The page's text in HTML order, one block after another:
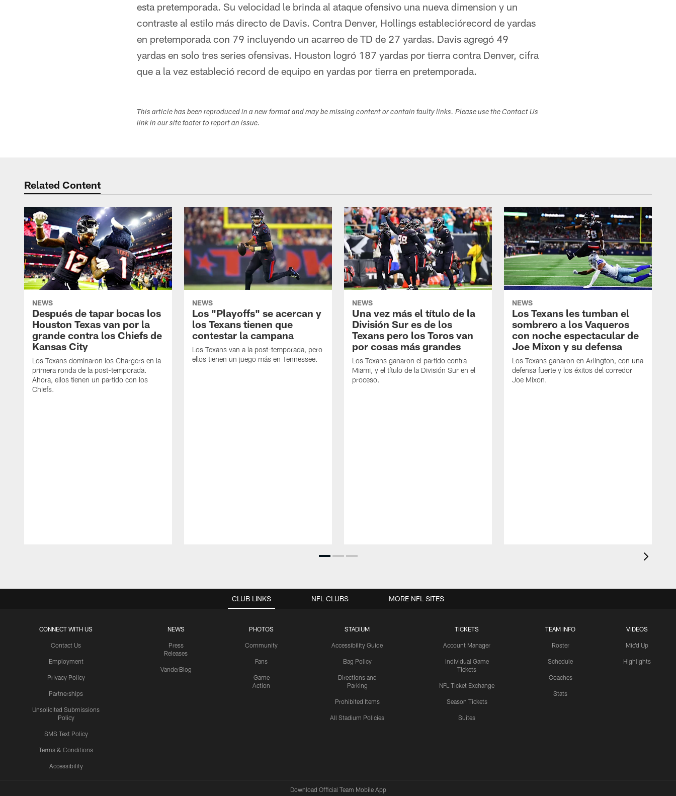
esta pretemporada. Su velocidad le brinda al ataque ofensivo una nueva dimension y un
contraste al estilo más directo de Davis. Contra Denver, Hollings estableciórecord de yardas
en pretemporada con 79 incluyendo un acarreo de TD de 27 yardas. Davis agregó 49
yardas en solo tres series ofensivas. Houston logró 187 yardas por tierra contra Denver, cifra
que a la vez estableció record de equipo en yardas por tierra en pretemporada.
This article has been reproduced in a new format and may be missing content or contain faulty links. Please use the Contact Us
link in our site footer to report an issue.
Related Content
NEWS
Después de tapar bocas los
Houston Texas van por la
grande contra los Chiefs de
Kansas City
Los Texans dominaron los Chargers en la
primera ronda de la post-temporada.
Ahora, ellos tienen un partido con los
Chiefs.
NEWS
Los "Playoffs" se acercan y
los Texans tienen que
contestar la campana
Los Texans van a la post-temporada, pero
ellos tienen un juego más en Tennessee.
NEWS
Una vez más el título de la
División Sur es de los
Texans pero los Toros van
por cosas más grandes
Los Texans ganaron el partido contra
Miami, y el título de la División Sur en el
proceso.
NEWS
Los Texans les tumban el
sombrero a los Vaqueros
con noche espectacular de
Joe Mixon y su defensa
Los Texans ganaron en Arlington, con una
defensa fuerte y los éxitos del corredor
Joe Mixon.
CLUB LINKS
CONNECT WITH US
Contact Us
Employment
Privacy Policy
Partnerships
Unsolicited Submissions
Policy
SMS Text Policy
Terms & Conditions
Accessibility
NEWS
Press
Releases
VanderBlog
PHOTOS
Community
Fans
Game
Action
STADIUM
Accessibility Guide
Bag Policy
Directions and
Parking
Prohibited Items
All Stadium Policies
TICKETS
Account Manager
Individual Game
Tickets
NFL Ticket Exchange
Season Tickets
Suites
TEAM INFO
Roster
Schedule
Coaches
Stats
VIDEOS
Mic'd Up
Highlights
NFL CLUBS MORE NFL SITES
Download Official Team Mobile App